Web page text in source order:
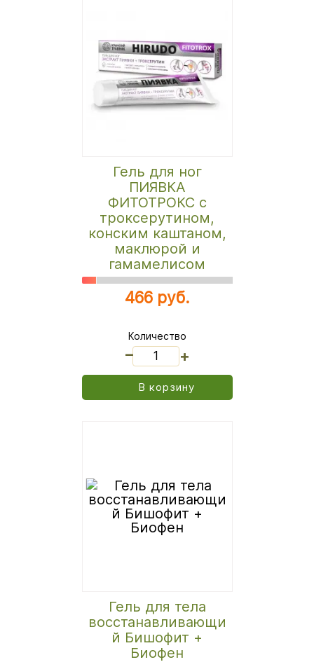
Гель для ног
ПИЯВКА
ФИТОТРОКС с
троксерутином,
конским каштаном,
маклюрой и
гамамелисом
466 руб.
Количество
+
В корзину
Гель для тела
восстанавливающи
й Бишофит +
Биофен